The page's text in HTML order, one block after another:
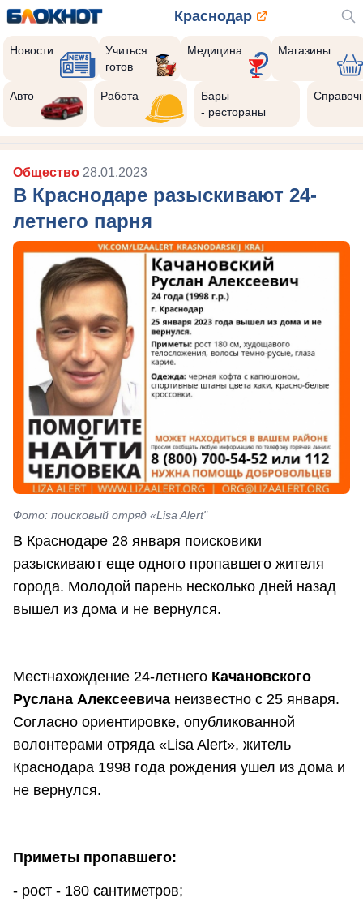
Краснодар
Новости
Учиться
готов
Медицина Магазины
Авто Работа
Бары
- рестораны
Общество 28.01.2023
В Краснодаре разыскивают 24-
летнего парня
Фото: поисковый отряд «Lisa Alert"
В Краснодаре 28 января поисковики
разыскивают еще одного пропавшего жителя
города. Молодой парень несколько дней назад
вышел из дома и не вернулся.
Местнахождение 24-летнего Качановского
Руслана Алексеевича неизвестно с 25 января.
Согласно ориентировке, опубликованной
волонтерами отряда «Lisa Alert», житель
Краснодара 1998 года рождения ушел из дома и
не вернулся.
Приметы пропавшего:
- рост - 180 сантиметров;
Реклама закроется через: